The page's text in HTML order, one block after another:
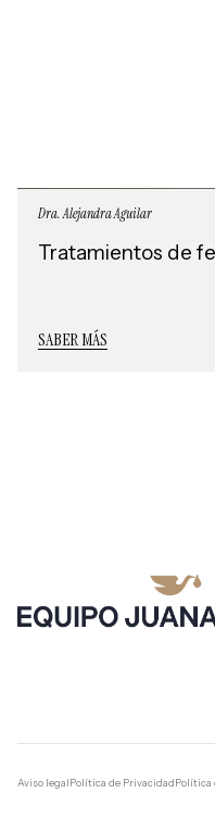
Dra. Alejandra Aguilar
Tratamientos de
SABER MÁS
Aviso legalPolítica de PrivacidadPolítica